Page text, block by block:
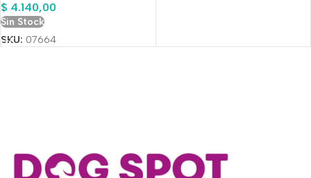
$ 4.140,00
Sin Stock
SKU: 07664